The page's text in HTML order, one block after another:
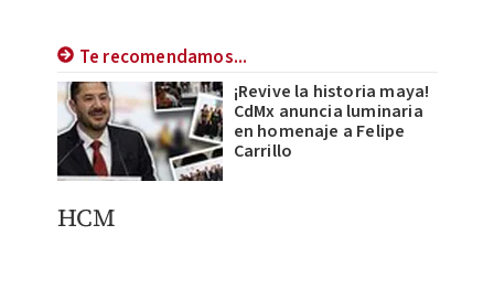
Te recomendamos...
¡Revive la historia maya!
CdMx anuncia luminaria
en homenaje a Felipe
Carrillo
HCM